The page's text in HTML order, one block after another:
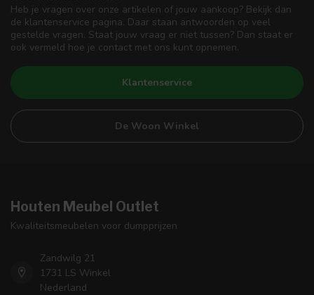
Heb je vragen over onze artikelen of jouw aankoop? Bekijk dan
de klantenservice pagina. Daar staan antwoorden op veel
gestelde vragen. Staat jouw vraag er niet tussen? Dan staat er
ook vermeld hoe je contact met ons kunt opnemen.
Klantenservice
De Woon Winkel
Houten Meubel Outlet
Kwaliteitsmeubelen voor dumpprijzen
Zandwilg 21
1731 LS Winkel
Nederland